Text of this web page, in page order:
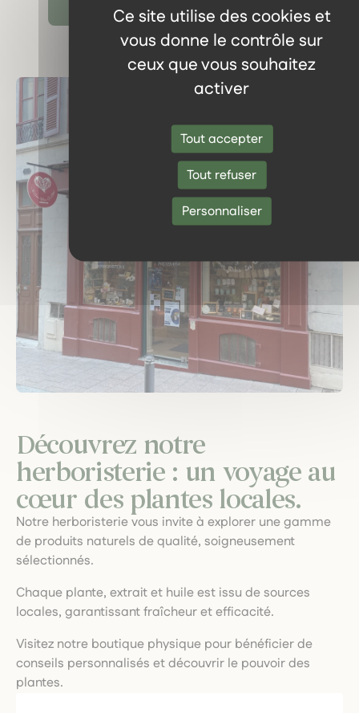
Ce site utilise des cookies et
vous donne le contrôle sur
ceux que vous souhaitez
activer
Tout accepter
Tout refuser
Personnaliser
Découvrez notre
herboristerie : un voyage au
cœur des plantes locales.
Notre herboristerie vous invite à explorer une gamme
de produits naturels de qualité, soigneusement
sélectionnés.
Chaque plante, extrait et huile est issu de sources
locales, garantissant fraîcheur et efficacité.
Visitez notre boutique physique pour bénéficier de
conseils personnalisés et découvrir le pouvoir des
plantes.